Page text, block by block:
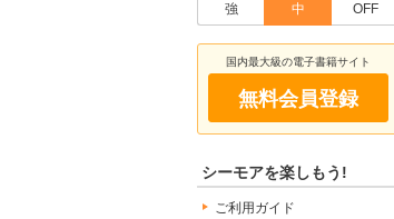
強 中 OFF
国内最大級の電子書籍サイト
無料会員登録
シーモアを楽しもう!
ご利用ガイド